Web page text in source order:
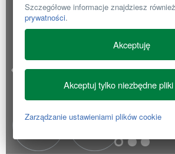
Szczegółowe informacje znajdziesz
prywatności.
Akceptuję
Akceptuj tylko niezbędne
Zarządzanie ustawieniami plików cookie